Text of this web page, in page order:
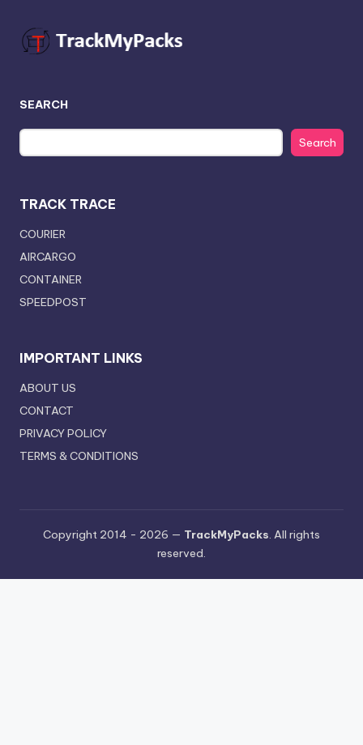
SEARCH
Search
TRACK TRACE
COURIER
AIRCARGO
CONTAINER
SPEEDPOST
IMPORTANT LINKS
ABOUT US
CONTACT
PRIVACY POLICY
TERMS & CONDITIONS
Copyright 2014 - 2026 — TrackMyPacks. All rights
reserved.